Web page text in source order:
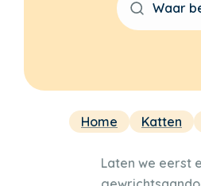
Home Katten
Laten we eerst